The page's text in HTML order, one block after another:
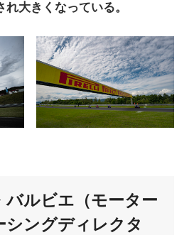
大きくなっている。
バルビエ（モーター
シングディレクタ